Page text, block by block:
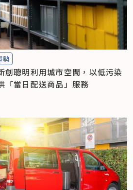
勢
創聰明利用城市空間，以低污染
「當日配送商品」服務